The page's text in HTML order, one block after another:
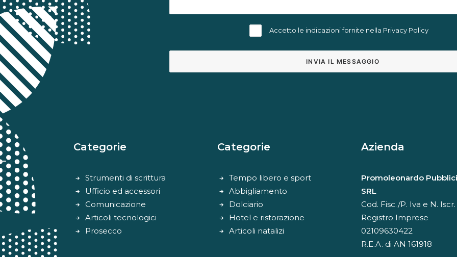
Accetto le indicazioni fornite nella Privacy Policy
Categorie
Strumenti di scrittura
Ufficio ed accessori
Comunicazione
Articoli tecnologici
Prosecco
Categorie
Tempo libero e sport
Abbigliamento
Dolciario
Hotel e ristorazione
Articoli natalizi
Azienda
Promoleonardo
SRL
Cod. Fisc./P. Iva e N. Iscr.
Registro Imprese
02109630422
R.E.A. di AN 161918